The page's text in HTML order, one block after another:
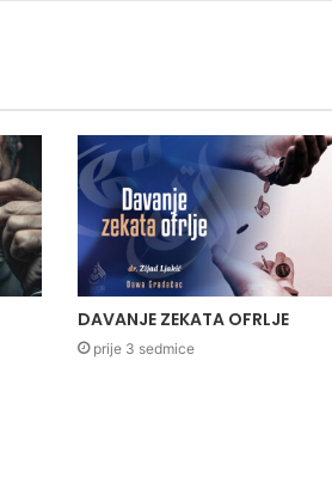
DAVANJE ZEKATA OFRLJE
prije 3 sedmice